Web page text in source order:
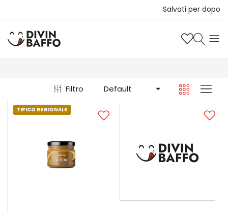
Salvati per dopo
Filtro Default
TIPICO REGIONALE